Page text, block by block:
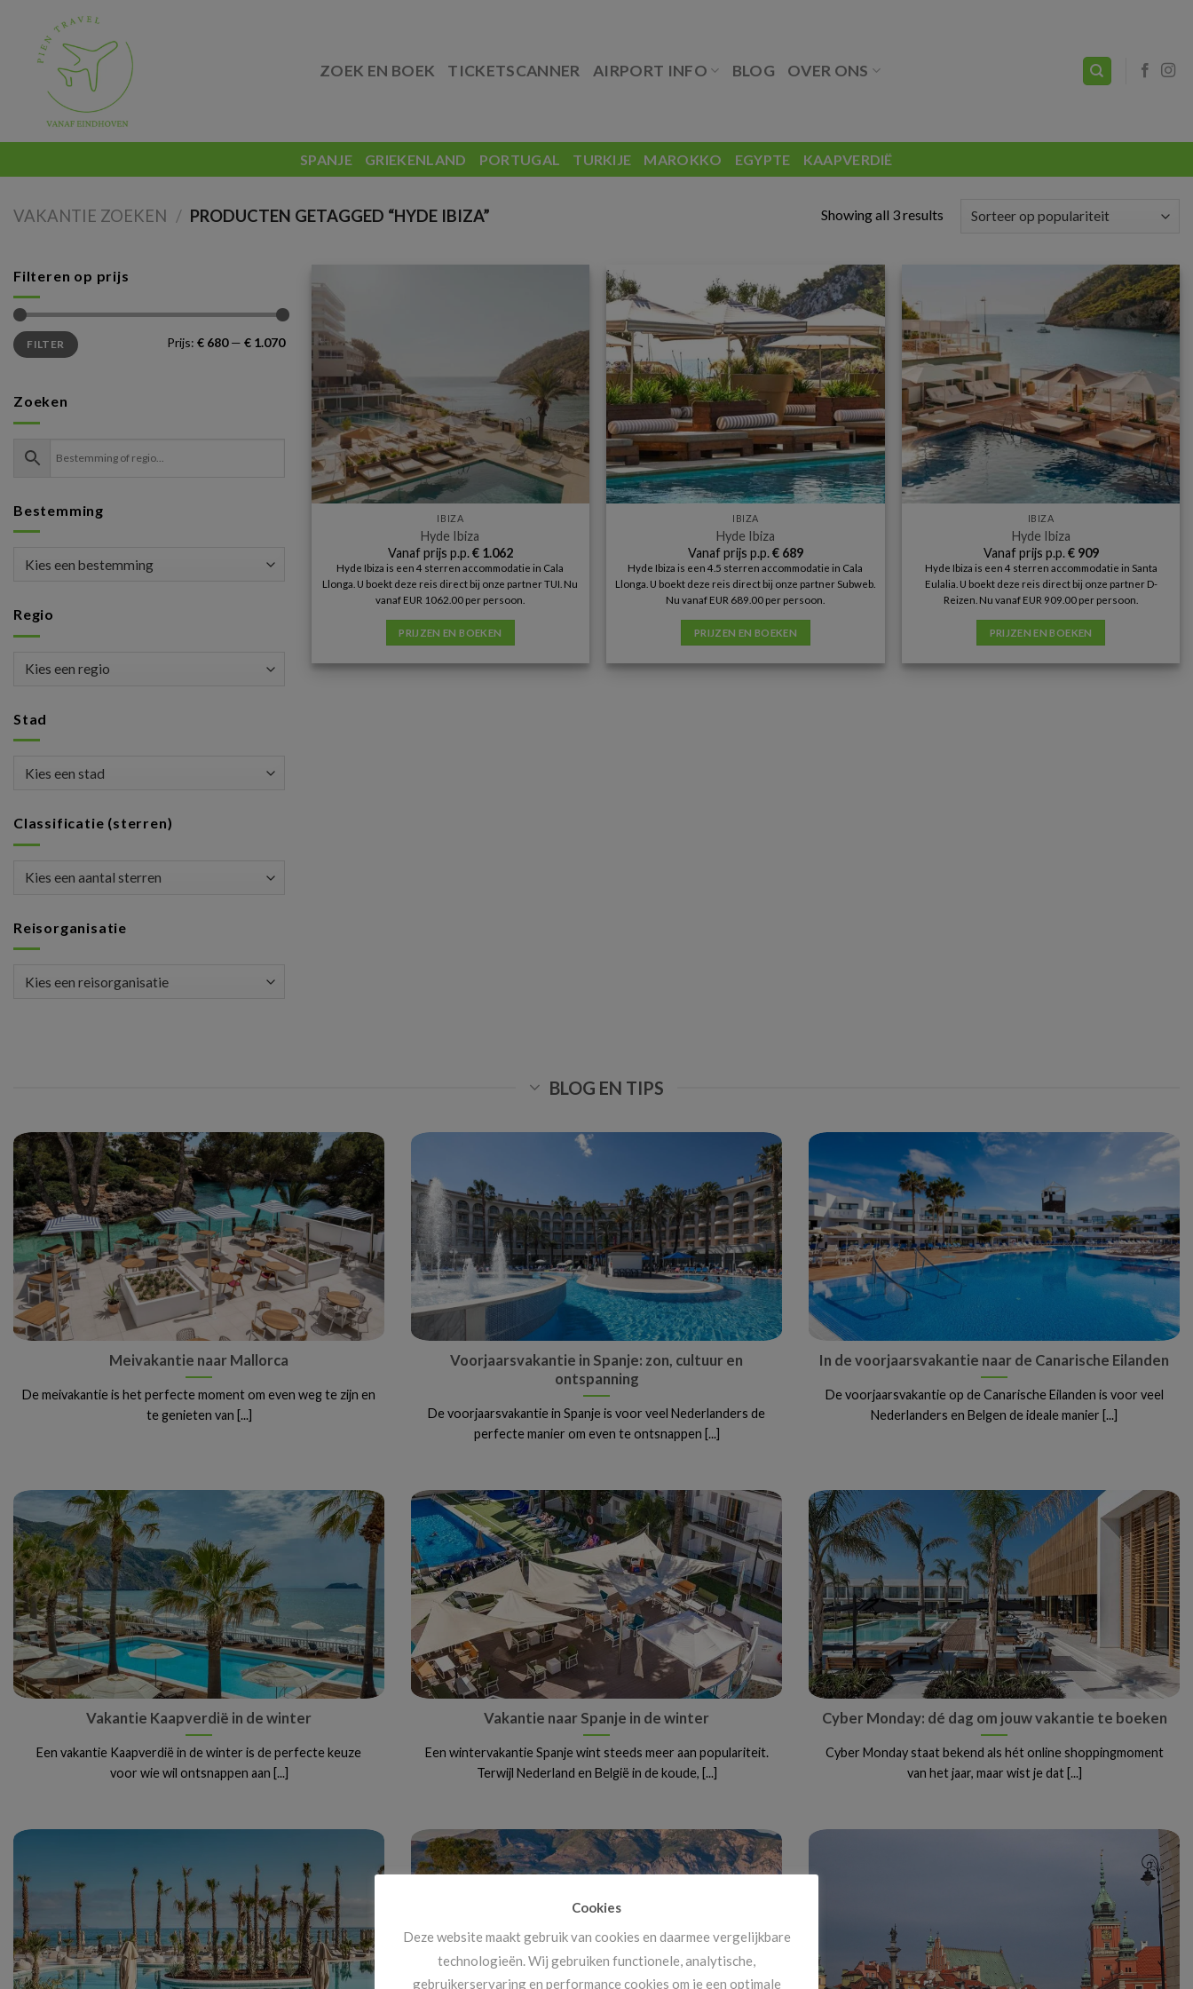
content
ZOEK EN BOEK TICKETSCANNER AIRPORT INFO BLOG OVER ONS
SPANJE GRIEKENLAND PORTUGAL TURKIJE MAROKKO EGYPTE KAAPVERDIË
VAKANTIE ZOEKEN / PRODUCTEN GETAGGED “HYDE IBIZA” Showing all 3 results
Filteren op prijs
Min.
prijs
Max.
prijsFILTER Prijs: € 680— € 1.070
Zoeken
Bestemming
Regio
Stad
Classificatie (sterren)
Reisorganisatie
IBIZA
Hyde Ibiza
Vanaf prijs p.p.€1.062
Hyde Ibiza is een 4 sterren accommodatie in Cala
Llonga. U boekt deze reis direct bij onze partner TUI. Nu
vanaf EUR 1062.00 per persoon.
PRIJZEN EN BOEKEN
IBIZA
Hyde Ibiza
Vanaf prijs p.p.€689
Hyde Ibiza is een 4.5 sterren accommodatie in Cala
Llonga. U boekt deze reis direct bij onze partner Subweb.
Nu vanaf EUR 689.00 per persoon.
PRIJZEN EN BOEKEN
IBIZA
Hyde Ibiza
Vanaf prijs p.p.€909
Hyde Ibiza is een 4 sterren accommodatie in Santa
Eulalia. U boekt deze reis direct bij onze partner D-
Reizen. Nu vanaf EUR 909.00 per persoon.
PRIJZEN EN BOEKEN
BLOG EN TIPS
Meivakantie naar Mallorca
De meivakantie is het perfecte moment om even weg te zijn en
te genieten van [...]
Voorjaarsvakantie in Spanje: zon, cultuur en
ontspanning
De voorjaarsvakantie in Spanje is voor veel Nederlanders de
perfecte manier om even te ontsnappen [...]
In de voorjaarsvakantie naar de Canarische Eilanden
De voorjaarsvakantie op de Canarische Eilanden is voor veel
Nederlanders en Belgen de ideale manier [...]
Vakantie Kaapverdië in de winter
Een vakantie Kaapverdië in de winter is de perfecte keuze
voor wie wil ontsnappen aan [...]
Vakantie naar Spanje in de winter
Een wintervakantie Spanje wint steeds meer aan populariteit.
Terwijl Nederland en België in de koude, [...]
Cyber Monday: dé dag om jouw vakantie te boeken
Cyber Monday staat bekend als hét online shoppingmoment
van het jaar, maar wist je dat [...]
Cookies
Deze website maakt gebruik van cookies en daarmee vergelijkbare
technologieën. Wij gebruiken functionele, analytische,
gebruikerservaring en performance cookies om je een optimale